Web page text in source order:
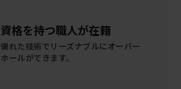
資格を持つ職人が在籍
優れた技術でリーズナブルにオーバー
ホールができます。